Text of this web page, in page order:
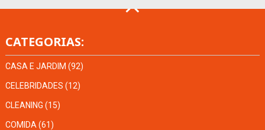
CATEGORIAS:
CASA E JARDIM (92)
CELEBRIDADES (12)
CLEANING (15)
COMIDA (61)